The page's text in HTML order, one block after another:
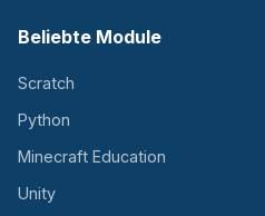
Beliebte Module
Scratch
Python
Minecraft Education
Unity